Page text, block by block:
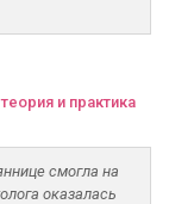
и практика
смогла на
оказалась